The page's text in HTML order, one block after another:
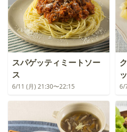
スパゲッティミートソー
ス
6/11 (月) 21:30〜22:15 6/